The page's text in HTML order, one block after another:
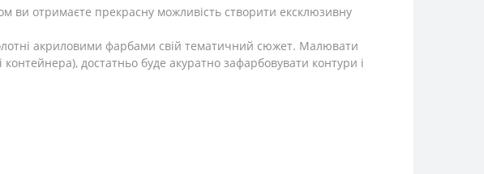
ви отримаєте прекрасну можливість створити ексклюзивну
акриловими фарбами свій тематичний сюжет. Малювати
достатньо буде акуратно зафарбовувати контури і